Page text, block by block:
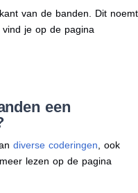
van de banden. Dit noemt
je op de pagina
een
diverse coderingen , ook
lezen op de pagina